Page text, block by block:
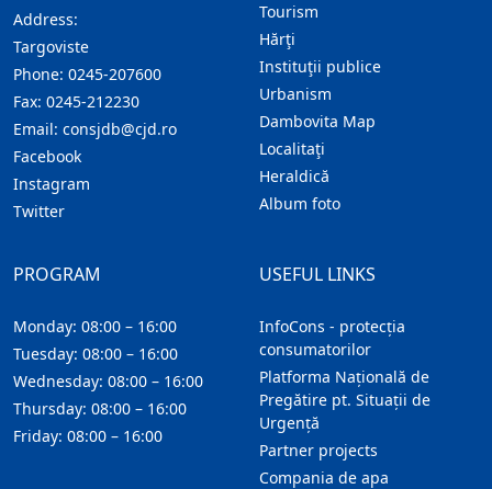
Address:
Targoviste
Phone: 0245-207600
Fax: 0245-212230
Email: consjdb@cjd.ro
Facebook
Instagram
Twitter
Tourism
Hărţi
Instituţii publice
Urbanism
Dambovita Map
Localitaţi
Heraldică
Album foto
USEFUL LINKS
InfoCons - protecția
consumatorilor
Platforma Națională de
Pregătire pt. Situații de
Urgență
Partner projects
Compania de apa
PROGRAM
Monday: 08:00 – 16:00
Tuesday: 08:00 – 16:00
Wednesday: 08:00 – 16:00
Thursday: 08:00 – 16:00
Friday: 08:00 – 16:00